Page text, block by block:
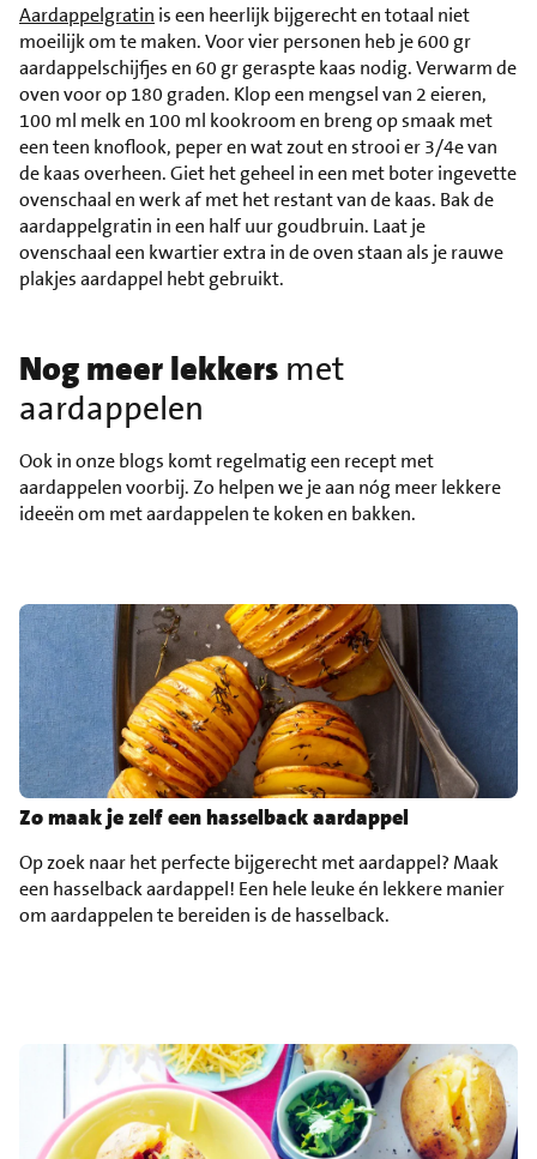
Aardappelgratin is een heerlijk bijgerecht en totaal niet
moeilijk om te maken. Voor vier personen heb je 600 gr
aardappelschijfjes en 60 gr geraspte kaas nodig. Verwarm de
oven voor op 180 graden. Klop een mengsel van 2 eieren,
100 ml melk en 100 ml kookroom en breng op smaak met
een teen knoflook, peper en wat zout en strooi er 3/4e van
de kaas overheen. Giet het geheel in een met boter ingevette
ovenschaal en werk af met het restant van de kaas. Bak de
aardappelgratin in een half uur goudbruin. Laat je
ovenschaal een kwartier extra in de oven staan als je rauwe
plakjes aardappel hebt gebruikt.
Nog meer lekkers met
aardappelen
Ook in onze blogs komt regelmatig een recept met
aardappelen voorbij. Zo helpen we je aan nóg meer lekkere
ideeën om met aardappelen te koken en bakken.
Zo maak je zelf een hasselback aardappel
Op zoek naar het perfecte bijgerecht met aardappel? Maak
een hasselback aardappel! Een hele leuke én lekkere manier
om aardappelen te bereiden is de hasselback.